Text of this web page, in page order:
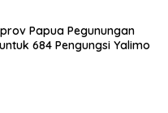
Papua Pegunungan
684 Pengungsi Yalimo